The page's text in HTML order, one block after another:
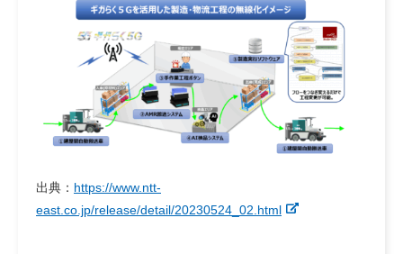
出典： https://www.ntt-
east.co.jp/release/detail/20230524_02.html